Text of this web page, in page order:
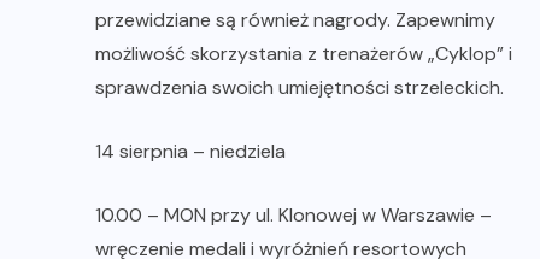
przewidziane są również nagrody. Zapewnimy
możliwość skorzystania z trenażerów „Cyklop” i
sprawdzenia swoich umiejętności strzeleckich.
14 sierpnia – niedziela
10.00 – MON przy ul. Klonowej w Warszawie –
wręczenie medali i wyróżnień resortowych